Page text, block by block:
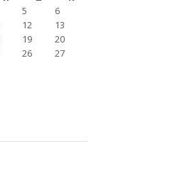
5 6
12
13
19 20
26 27